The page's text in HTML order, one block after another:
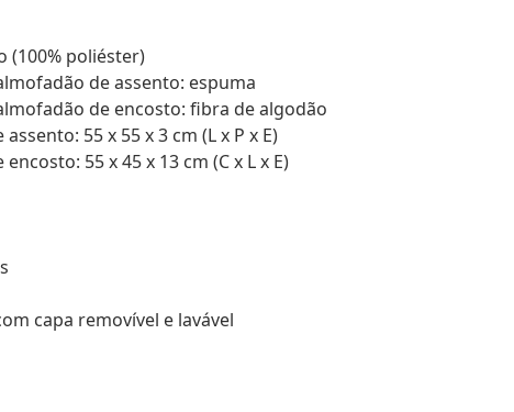
(100% poliéster)
de assento: espuma
de encosto: fibra de algodão
55 x 55 x 3 cm (L x P x E)
55 x 45 x 13 cm (C x L x E)
capa removível e lavável